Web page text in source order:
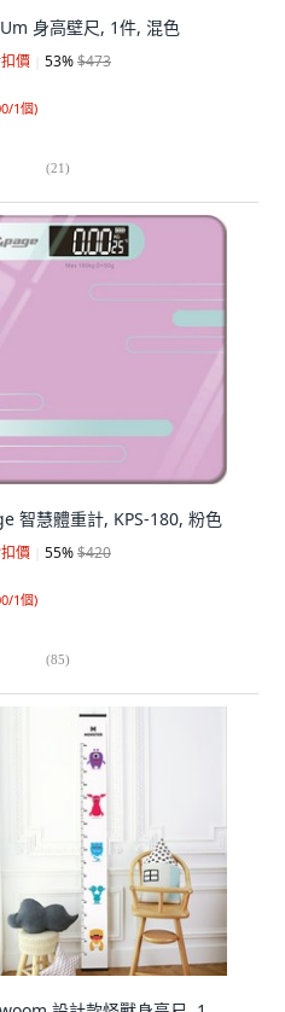
身高壁尺, 1件, 混色
價 53%$473
1個)
(21)
智慧體重計, KPS-180, 粉色
價 55%$420
1個)
(85)